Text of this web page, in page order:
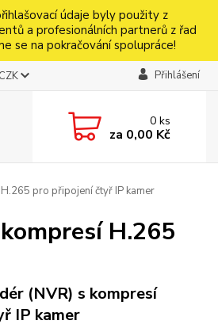
údaje byly použity z
a profesionálních partnerů z řad
se na pokračování spolupráce!
CZK Přihlášení
0 ks
za 0,00 Kč
pro připojení čtyř IP kamer
H.265
(NVR) s kompresí
IP kamer